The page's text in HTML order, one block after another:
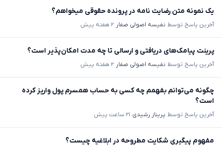
یک نمونه متن رضایت نامه در پرونده حقوقی میخواهم؟
آخرین پاسخ توسط نفیسه اصولی صفار ۲ هفته پیش
پرینت پیامک‌های دریافتی و ارسالی تا چه مدت امکان‌پذیر است؟
آخرین پاسخ توسط نفیسه اصولی صفار ۲ هفته پیش
چگونه می‌توانم بفهمم چه کسی به حساب همسرم پول واریز کرده
است؟
آخرین پاسخ توسط پریناز رشیدی ۲۱ ساعت پیش
مفهوم پیگیری شکایت مطروحه در ابلاغیه چیست؟